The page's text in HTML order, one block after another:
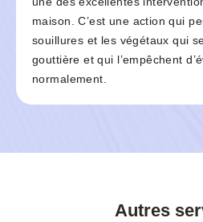
maison. C’est une action qui
souillures et les végétaux qui
gouttière et qui l’empêchent
normalement.
Autres